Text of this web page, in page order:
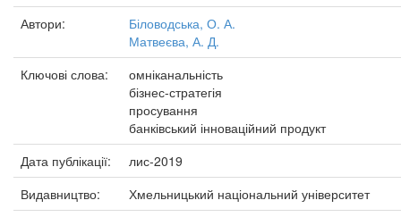
Автори:
Біловодська, О. А.
Матвеєва, А. Д.
Ключові слова:
омніканальність
бізнес-стратегія
просування
банківський інноваційний продукт
Дата публікації:
лис-2019
Видавництво:
Хмельницький національний університет